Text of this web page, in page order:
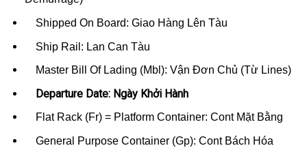
Shipped On Board: Giao Hàng Lên Tàu
Ship Rail: Lan Can Tàu
Master Bill Of Lading (Mbl): Vận Đơn Chủ (Từ Lines)
Departure Date: Ngày Khởi Hành
Flat Rack (Fr) = Platform Container: Cont Mặt Bằng
General Purpose Container (Gp): Cont Bách Hóa